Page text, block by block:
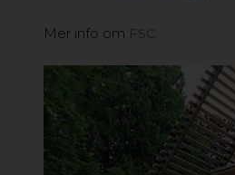
Mer info om FSC